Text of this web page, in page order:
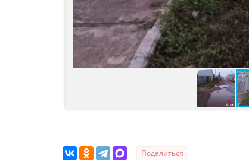
Поделиться